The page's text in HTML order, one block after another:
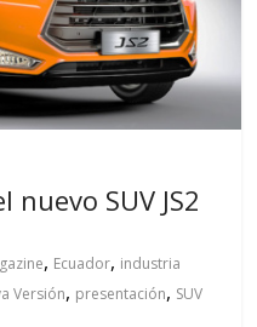
nuevo SUV JS2
, Ecuador, industria
Versión, presentación, SUV